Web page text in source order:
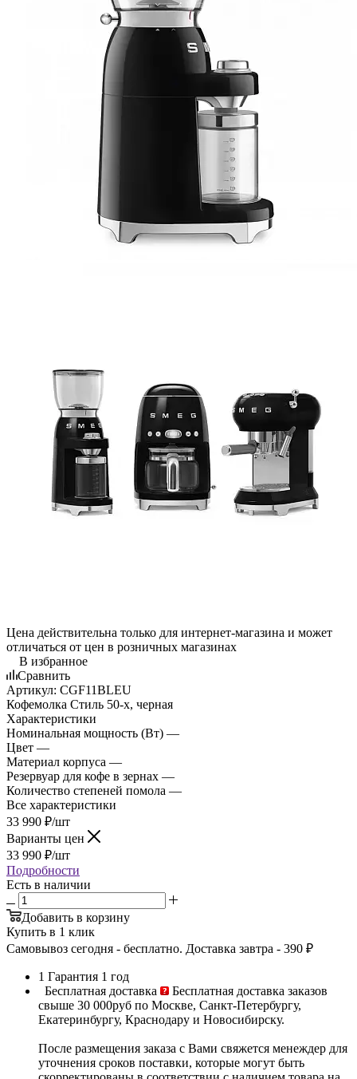
Цена действительна только для интернет-магазина и может
отличаться от цен в розничных магазинах
В избранное
Сравнить
Артикул: CGF11BLEU
Кофемолка Стиль 50-х, черная
Характеристики
Номинальная мощность (Вт) —
Цвет —
Материал корпуса —
Резервуар для кофе в зернах —
Количество степеней помола —
Все характеристики
33 990 ₽/шт
Варианты цен
33 990 ₽/шт
Подробности
Есть в наличии
Добавить в корзину
Купить в 1 клик
Самовывоз сегодня - бесплатно. Доставка завтра - 390 ₽
1 Гарантия 1 год
Бесплатная доставка
Бесплатная доставка заказов
свыше 30 000руб по Москве, Санкт-Петербургу,
Екатеринбургу, Краснодару и Новосибирску.
После размещения заказа с Вами свяжется менеждер для
уточнения сроков поставки, которые могут быть